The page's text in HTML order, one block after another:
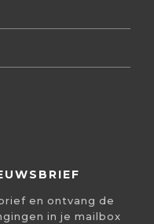
en ontvang de
in je mailbox